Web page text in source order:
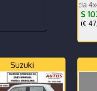
de Agencia 4x4 Aros
$
(¢
Suzuki